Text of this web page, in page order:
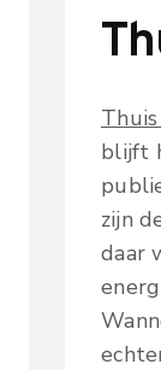
blijft
zijn
daar